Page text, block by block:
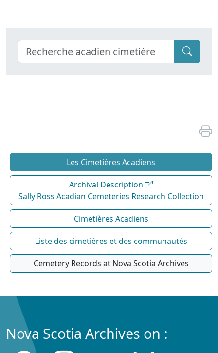
Les Cimetières Acadiens
Archival Description
Sally Ross Acadian Cemeteries Research Collection
Cimetières Acadiens
Liste des cimetières et des communautés
Cemetery Records at Nova Scotia Archives
Nova Scotia Archives on :